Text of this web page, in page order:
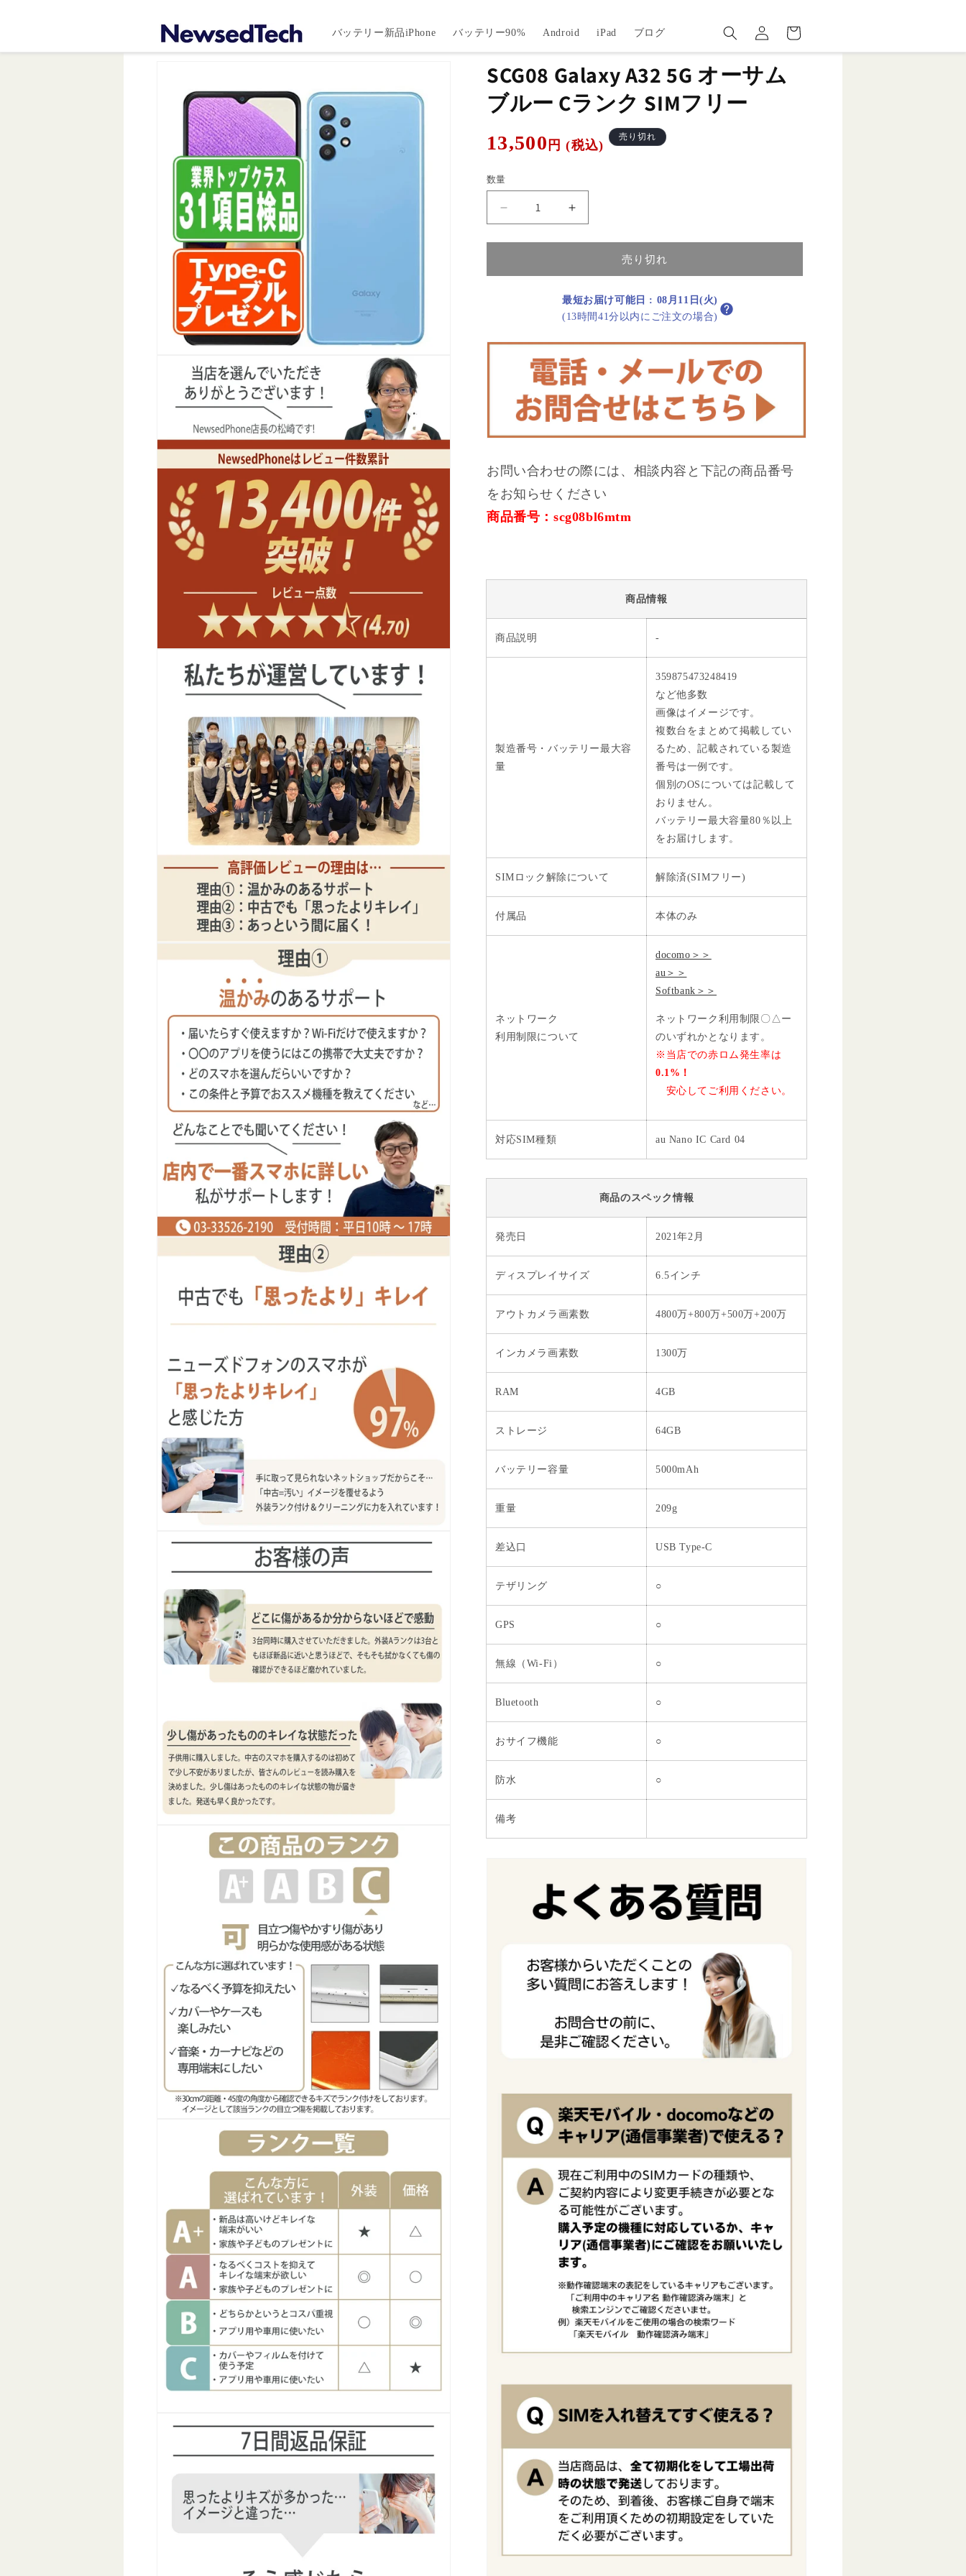
バッテリー新品iPhone バッテリー90% Android iPad ブログ
グ
イ
ー
ト
キップ
SCG08 Galaxy A32 5G オーサム
ブルー Cランク SIMフリー
通
価
格
13,500 円 (税込)
売り切れ
数量
SCG08
Galaxy
A32
オ
ブ
SIM
フ
リ
ー
を
ら
す
SCG08
Galaxy
A32
オ
ー
サ
ブ
ル
ー
ラ
SIM
フ
リ
ー
を
や
売り切れ
最短お届け可能日 : 08月11日(火)
(13時間41分以内にご注文の場合)
お問い合わせの際には、相談内容と下記の商品番号
をお知らせください
商品番号：scg08bl6mtm
商品情報
商品説明 -
製造番号・バッテリー最大容
量
359875473248419
など他多数
画像はイメージです。
複数台をまとめて掲載してい
るため、記載されている製造
番号は一例です。
個別のOSについては記載して
おりません。
バッテリー最大容量80％以上
をお届けします。
SIMロック解除について 解除済(SIMフリー)
付属品 本体のみ
ネットワーク
利用制限について
docomo＞＞
au＞＞
Softbank＞＞
ネットワーク利用制限〇△ー
のいずれかとなります。
※当店での赤ロム発生率は
0.1%！
安心してご利用ください。
対応SIM種類 au Nano IC Card 04
商品のスペック情報
発売日 2021年2月
ディスプレイサイズ 6.5インチ
アウトカメラ画素数 4800万+800万+500万+200万
インカメラ画素数 1300万
RAM 4GB
ストレージ 64GB
バッテリー容量 5000mAh
重量 209g
差込口 USB Type-C
テザリング ○
GPS ○
無線（Wi-Fi） ○
Bluetooth ○
おサイフ機能 ○
防水 ○
備考